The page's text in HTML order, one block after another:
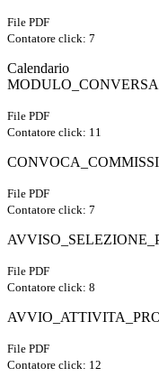
File PDF
Contatore click: 7
Calendario
File PDF
Contatore click: 11
File PDF
Contatore click: 7
File PDF
Contatore click: 8
File PDF
Contatore click: 12